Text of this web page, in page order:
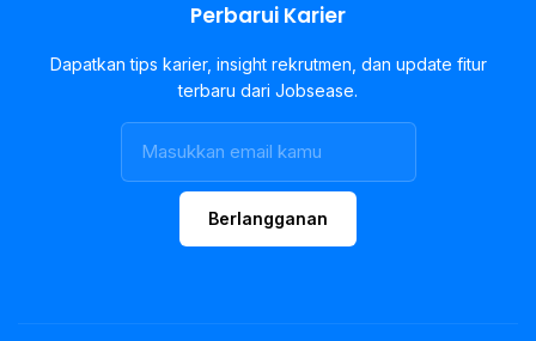
Perbarui Karier
Dapatkan tips karier, insight rekrutmen, dan update fitur
terbaru dari Jobsease.
Berlangganan